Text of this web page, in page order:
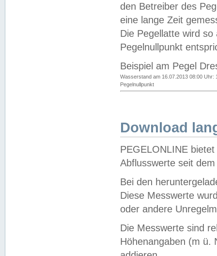
den Betreiber des
eine lange Zeit
Die Pegellatte wird
Pegelnullpunkt
Beispiel am Pegel
Wasserstand am 16.07.2013 08:00 Uhr:
Pegelnullpunkt
Download
PEGELONLINE
Abflusswerte seit
Bei den
Diese Messwerte
oder andere
Die Messwerte sind
Höhenangaben (m ü.